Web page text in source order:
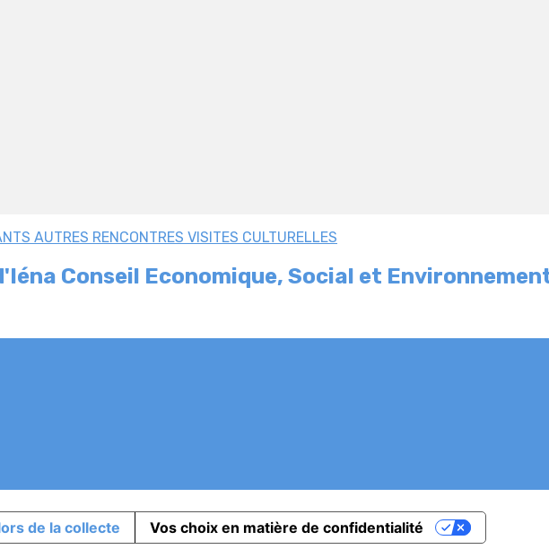
AUTRES RENCONTRES VISITES CULTURELLES
Conseil Economique, Social et
de la collecte Vos choix en matière de confidentialité